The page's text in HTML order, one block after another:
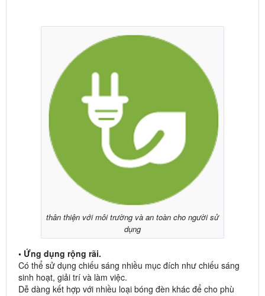
thân thiện với môi trường và an toàn cho người sử
dụng
• Ứng dụng rộng rãi.
Có thể sử dụng chiếu sáng nhiều mục đích như chiếu sáng
sinh hoạt, giải trí và làm việc.
Dễ dàng kết hợp với nhiều loại bóng đèn khác để cho phù